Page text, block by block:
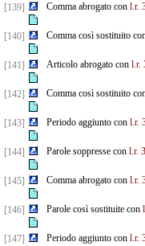
[139]
Comma abrogato con l.r.
[140] Comma così sostituito
[141] Articolo abrogato con l.r.
[142] Comma così sostituito
[143] Periodo aggiunto con l.r.
[144] Parole soppresse con l.r.
[145] Comma abrogato con l.r.
[146] Parole così sostituite con
[147] Periodo aggiunto con l.r.